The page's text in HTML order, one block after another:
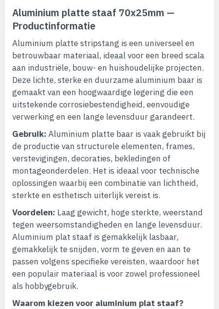
Aluminium platte staaf 70x25mm —
Productinformatie
Aluminium platte stripstang is een universeel en
betrouwbaar materiaal, ideaal voor een breed scala
aan industriële, bouw- en huishoudelijke projecten.
Deze lichte, sterke en duurzame aluminium baar is
gemaakt van een hoogwaardige legering die een
uitstekende corrosiebestendigheid, eenvoudige
verwerking en een lange levensduur garandeert.
Gebruik: Aluminium platte baar is vaak gebruikt bij
de productie van structurele elementen, frames,
verstevigingen, decoraties, bekledingen of
montageonderdelen. Het is ideaal voor technische
oplossingen waarbij een combinatie van lichtheid,
sterkte en esthetisch uiterlijk vereist is.
Voordelen: Laag gewicht, hoge sterkte, weerstand
tegen weersomstandigheden en lange levensduur.
Aluminium plat staaf is gemakkelijk lasbaar,
gemakkelijk te snijden, vorm te geven en aan te
passen volgens specifieke vereisten, waardoor het
een populair materiaal is voor zowel professioneel
als hobbygebruik.
Waarom kiezen voor aluminium plat staaf?